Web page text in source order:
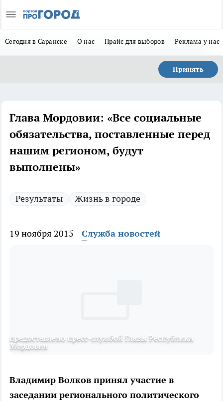
Сегодня в Саранске О нас Прайс для выборов Реклама у нас
Принять
Глава Мордовии: «Все социальные
обязательства, поставленные перед
нашим регионом, будут
выполнены»
Результаты Жизнь в городе
19 ноября 2015 Служба новостей
предоставлено пресс-службой Главы Республики
Мордовия
Владимир Волков принял участие в
заседании регионального политического